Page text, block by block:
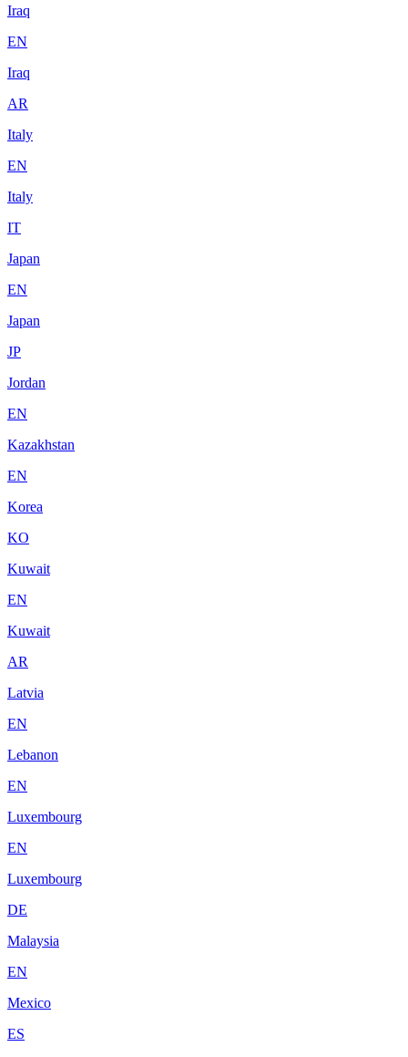
Iraq
EN
Iraq
AR
Italy
EN
Italy
IT
Japan
EN
Japan
JP
Jordan
EN
Kazakhstan
EN
Korea
KO
Kuwait
EN
Kuwait
AR
Latvia
EN
Lebanon
EN
Luxembourg
EN
Luxembourg
DE
Malaysia
EN
Mexico
ES